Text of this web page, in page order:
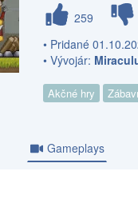
259
• Pridané
• Vývojár:
Akčné hry
Gameplays